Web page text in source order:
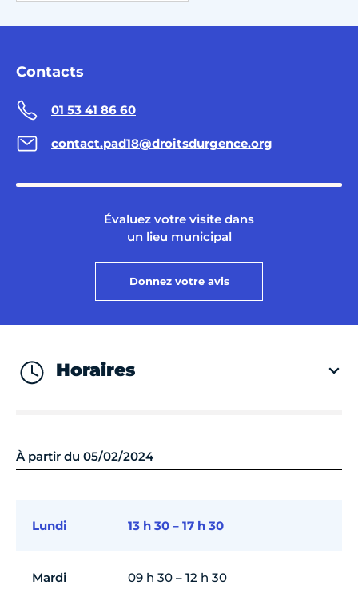
Contacts
01 53 41 86 60
contact.pad18@droitsdurgence.org
Évaluez votre visite dans
un lieu municipal
Donnez votre avis
Horaires
À partir du 05/02/2024
Lundi 13 h 30 – 17 h 30
Mardi
09 h 30 – 12 h 30